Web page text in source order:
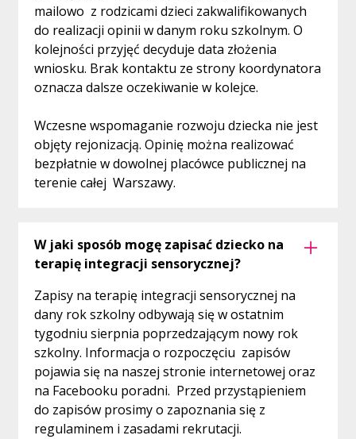
mailowo z rodzicami dzieci zakwalifikowanych
do realizacji opinii w danym roku szkolnym. O
kolejności przyjęć decyduje data złożenia
wniosku. Brak kontaktu ze strony koordynatora
oznacza dalsze oczekiwanie w kolejce.
Wczesne wspomaganie rozwoju dziecka nie jest
objęty rejonizacją. Opinię można realizować
bezpłatnie w dowolnej placówce publicznej na
terenie całej Warszawy.
W jaki sposób mogę zapisać dziecko na
terapię integracji sensorycznej?
Zapisy na terapię integracji sensorycznej na
dany rok szkolny odbywają się w ostatnim
tygodniu sierpnia poprzedzającym nowy rok
szkolny. Informacja o rozpoczęciu zapisów
pojawia się na naszej stronie internetowej oraz
na Facebooku poradni. Przed przystąpieniem
do zapisów prosimy o zapoznania się z
regulaminem i zasadami rekrutacji.